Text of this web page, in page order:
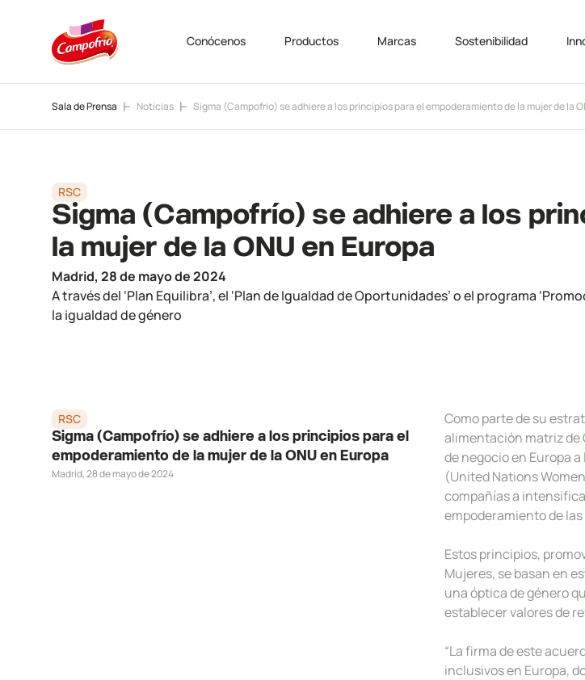
Conócenos Productos Marcas Sostenibilidad
Sala de Prensa Noticias Sigma (Campofrío) se adhiere a los principios para el empoderamiento de la mujer de la
RSC
Sigma (Campofrío) se adhiere a los
la mujer de la ONU en Europa
Madrid, 28 de mayo de 2024
A través del ‘Plan Equilibra’, el ‘Plan de Igualdad de Oportunidades’ o el programa
la igualdad de género
RSC
Sigma (Campofrío) se adhiere a los principios para el
empoderamiento de la mujer de la ONU en Europa
Madrid,28 de mayo de 2024
Como parte de su
alimentación matriz de
de negocio en Europa
(United Nations
compañías a
empoderamiento de
Estos principios,
Mujeres, se basan en
una óptica de género
establecer valores de
“La firma de este
inclusivos en Europa,